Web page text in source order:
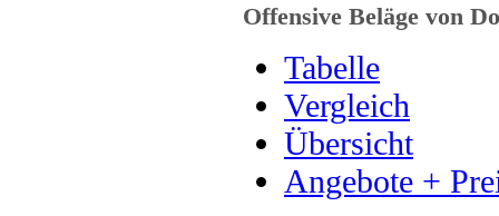
Offensive Beläge von
Tabelle
Vergleich
Übersicht
Angebote +